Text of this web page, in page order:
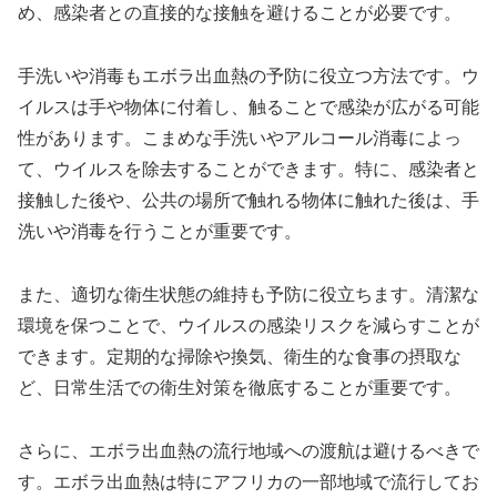
め、感染者との直接的な接触を避けることが必要です。
手洗いや消毒もエボラ出血熱の予防に役立つ方法です。ウ
イルスは手や物体に付着し、触ることで感染が広がる可能
性があります。こまめな手洗いやアルコール消毒によっ
て、ウイルスを除去することができます。特に、感染者と
接触した後や、公共の場所で触れる物体に触れた後は、手
洗いや消毒を行うことが重要です。
また、適切な衛生状態の維持も予防に役立ちます。清潔な
環境を保つことで、ウイルスの感染リスクを減らすことが
できます。定期的な掃除や換気、衛生的な食事の摂取な
ど、日常生活での衛生対策を徹底することが重要です。
さらに、エボラ出血熱の流行地域への渡航は避けるべきで
す。エボラ出血熱は特にアフリカの一部地域で流行してお